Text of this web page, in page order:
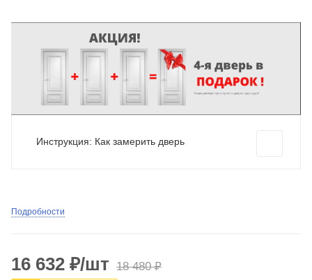
Инструкция: Как замерить дверь
Подробности
16 632 ₽/шт 18 480₽